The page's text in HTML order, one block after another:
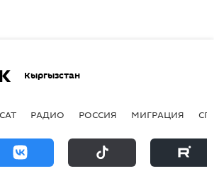
Кыргызстан
РАДИО РОССИЯ МИГРАЦИЯ